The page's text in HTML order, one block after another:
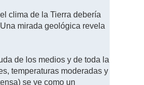
clima de la Tierra debería
mirada geológica revela
de los medios y de toda la
temperaturas moderadas y
se ve como un